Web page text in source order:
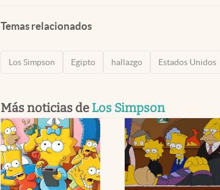
Temas relacionados
Los Simpson Egipto hallazgo Estados Unidos
Más noticias de Los Simpson